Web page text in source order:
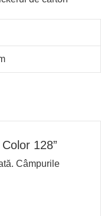
128”
Câmpurile